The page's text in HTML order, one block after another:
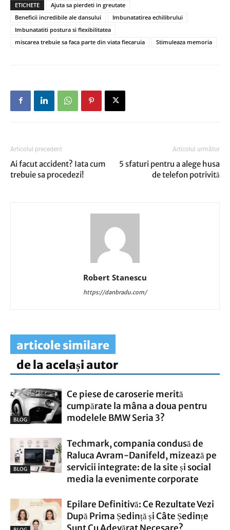
ETICHETE
Ajuta sa pierdeti in greutate
Beneficii incredibile ale dansului
Imbunatatirea echilibrului
Imbunatatiti postura si flexibilitatea
miscarea trebuie sa faca parte din viata fiecaruia
Stimuleaza memoria
Articolul precedent
Ai facut accident? Iata cum
trebuie sa procedezi!
Articolul următor
5 sfaturi pentru a alege husa
de telefon potrivită
Robert Stanescu
https://danbradu.com/
articole similare
de la același autor
BLOG
Ce piese de caroserie merită
cumpărate la mâna a doua pentru
modelele BMW Seria 3?
BLOG
Techmark, compania condusă de
Raluca Avram-Danifeld, mizează pe
servicii integrate: de la site și social
media la evenimente corporate
Epilare Definitivă: Ce Rezultate Vezi
După Prima Ședință și Câte Ședințe